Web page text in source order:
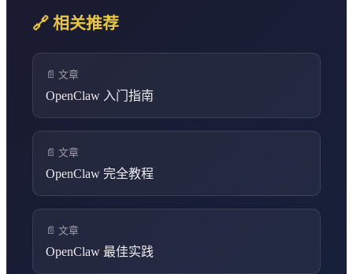
🔗 相关推荐
📄 文章
OpenClaw 入门指南
📄 文章
OpenClaw 完全教程
📄 文章
OpenClaw 最佳实践